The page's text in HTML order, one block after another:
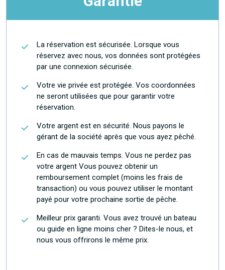
La réservation est sécurisée. Lorsque vous
réservez avec nous, vos données sont protégées
par une connexion sécurisée.
Votre vie privée est protégée. Vos coordonnées
ne seront utilisées que pour garantir votre
réservation.
Votre argent est en sécurité. Nous payons le
gérant de la société après que vous ayez pêché.
En cas de mauvais temps. Vous ne perdez pas
votre argent Vous pouvez obtenir un
remboursement complet (moins les frais de
transaction) ou vous pouvez utiliser le montant
payé pour votre prochaine sortie de pêche.
Meilleur prix garanti. Vous avez trouvé un bateau
ou guide en ligne moins cher ? Dites-le nous, et
nous vous offrirons le même prix.